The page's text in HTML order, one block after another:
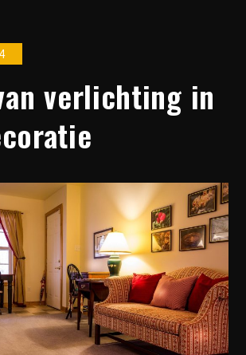
verlichting in